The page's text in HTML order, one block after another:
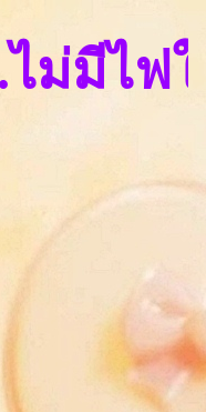
ไฟใดเ